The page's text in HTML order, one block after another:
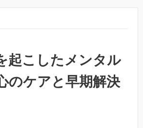
起こしたメンタル
のケアと早期解決